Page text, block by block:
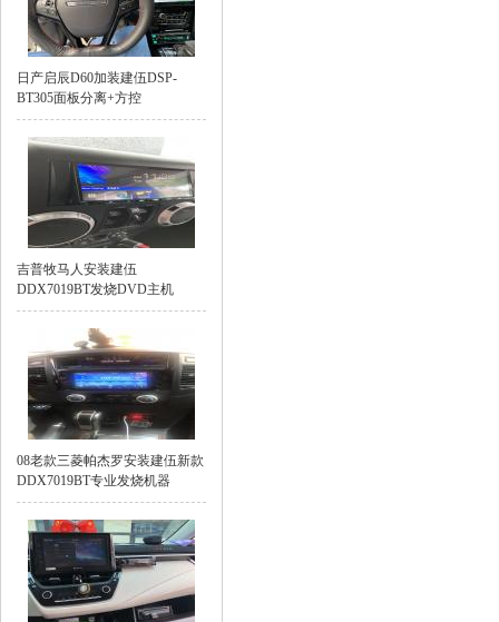
日产启辰D60加装建伍DSP-
BT305面板分离+方控
吉普牧马人安装建伍
DDX7019BT发烧DVD主机
08老款三菱帕杰罗安装建伍新款
DDX7019BT专业发烧机器